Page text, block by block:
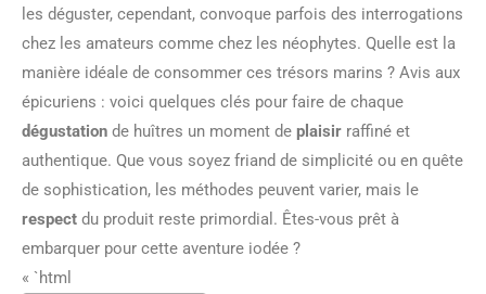
les déguster, cependant, convoque parfois des interrogations
chez les amateurs comme chez les néophytes. Quelle est la
manière idéale de consommer ces trésors marins ? Avis aux
épicuriens : voici quelques clés pour faire de chaque
dégustation de huîtres un moment de plaisir raffiné et
authentique. Que vous soyez friand de simplicité ou en quête
de sophistication, les méthodes peuvent varier, mais le
respect du produit reste primordial. Êtes-vous prêt à
embarquer pour cette aventure iodée ?
« `html